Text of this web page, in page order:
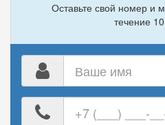
Оставьте свой номер и
течение